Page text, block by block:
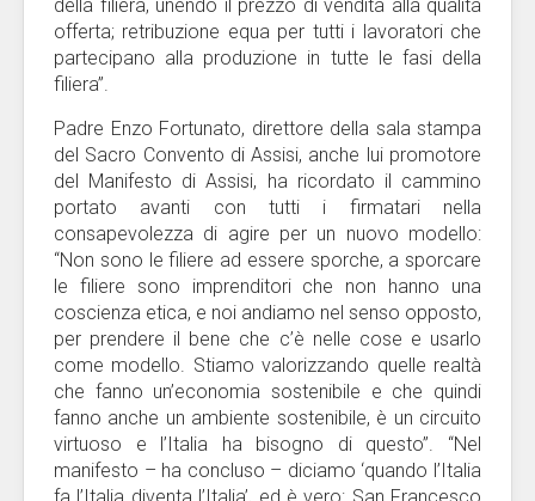
della filiera, unendo il prezzo di vendita alla qualità
offerta; retribuzione equa per tutti i lavoratori che
partecipano alla produzione in tutte le fasi della
filiera”.
Padre Enzo Fortunato, direttore della sala stampa
del Sacro Convento di Assisi, anche lui promotore
del Manifesto di Assisi, ha ricordato il cammino
portato avanti con tutti i firmatari nella
consapevolezza di agire per un nuovo modello:
“Non sono le filiere ad essere sporche, a sporcare
le filiere sono imprenditori che non hanno una
coscienza etica, e noi andiamo nel senso opposto,
per prendere il bene che c’è nelle cose e usarlo
come modello. Stiamo valorizzando quelle realtà
che fanno un’economia sostenibile e che quindi
fanno anche un ambiente sostenibile, è un circuito
virtuoso e l’Italia ha bisogno di questo”. “Nel
manifesto – ha concluso – diciamo ‘quando l’Italia